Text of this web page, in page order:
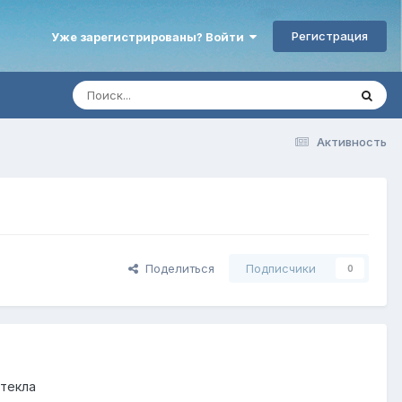
Уже зарегистрированы? Войти Регистрация
Активность
Поделиться Подписчики 0